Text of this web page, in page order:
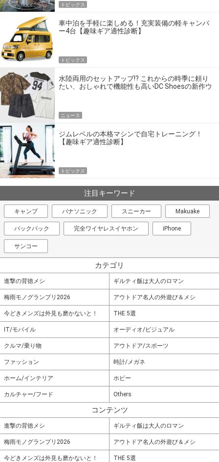
トピックス
車中泊を手軽に楽しめる！充実装備の軽キャンパ
ー4台【趣味ギア適性診断】
トピックス
水陸両用のセットアップ!? これからの時季に頼り
たい、おしゃれで機能性も高いDC Shoesの新作ウ
ニュース
ジムレベルの本格マシンで自宅トレーニング！
【趣味ギア適性診断】
トピックス
注目キーワード
キャンプ パナソニック スニーカー Makuake
バックパック 完全ワイヤレスイヤホン iPhone
サンコー
カテゴリ
進撃の背徳メシ ギルティ飯は大人のロマン
梅雨モノグランプリ2026 アウトドア名人の外遊び＆メシ
今どきメンズは外見も磨かないと！ THE 5選
IT/モバイル オーディオ/ビジュアル
クルマ/乗り物 アウトドア/スポーツ
ファッション 時計/メガネ
ホーム/インテリア ホビー
カルチャー/フード Others
コンテンツ
進撃の背徳メシ ギルティ飯は大人のロマン
梅雨モノグランプリ2026 アウトドア名人の外遊び＆メシ
今どきメンズは外見も磨かないと！ THE 5選